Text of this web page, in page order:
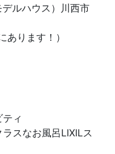
ルハウス）川西市
ります！）
ィ
スなお風呂LIXILス